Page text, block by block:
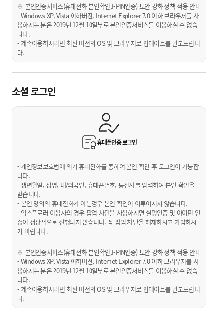
※ 본인인증서비스(휴대전화 본인확인,I-PIN인증) 보안 강화 정책 적용 안내
- Windows XP, Vista 이하버전, Internet Explorer 7.0 이하 브라우저를 사
용하시는 분은 2019년 12월 10일부로 본인인증서비스를 이용하실 수 없습
니다.
- 계속이용하시려면 최신 버전의 OS 및 브라우저로 업데이트를 권고드립니
다.
소셜 로그인
휴대폰인증로그인
- 개인정보보호법에 의거 휴대전화를 통하여 본인 확인 후 로그인이 가능합
니다.
- 생년월일, 성명, 내/외국인, 휴대폰번호, 통신사를 입력하여 본인 확인을
받습니다.
- 본인 명의의 휴대전화가 아닐경우 본인 확인이 이루어지지 않습니다.
- 익스플로러 이용자의 경우 팝업 차단을 사용하시면 실명인증 및 아이핀 인
증이 정상적으로 진행되지 않습니다. 꼭 팝업 차단을 해제하시고 가입하시
기 바랍니다.
※ 본인인증서비스(휴대전화 본인확인,I-PIN인증) 보안 강화 정책 적용 안내
- Windows XP, Vista 이하버전, Internet Explorer 7.0 이하 브라우저를 사
용하시는 분은 2019년 12월 10일부로 본인인증서비스를 이용하실 수 없습
니다.
- 계속이용하시려면 최신 버전의 OS 및 브라우저로 업데이트를 권고드립니
다.